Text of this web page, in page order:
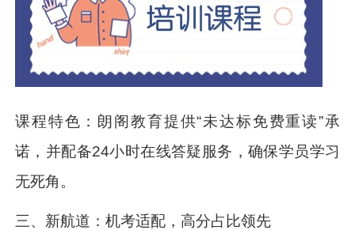
课程特色：朗阁教育提供“未达标免费重读”承
诺，并配备24小时在线答疑服务，确保学员学习
无死角。
三、新航道：机考适配，高分占比领先